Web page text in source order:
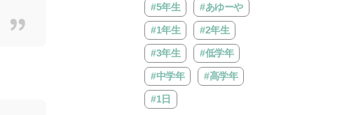
#5年生 #あゆーや
#1年生 #2年生
#3年生 #低学年
#中学年 #高学年
#1日